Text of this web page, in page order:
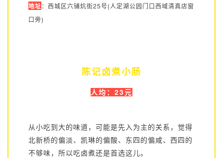
地址：西城区六铺炕街25号(人定湖公园门口西域清真店窗
口旁)
陈记卤煮小肠
人均：23元
从小吃到大的味道，可能是先入为主的关系，觉得
北新桥的偏淡、凯琳的偏酸、东四的偏咸、西四的
不够味，所以吃卤煮还是首选这儿。